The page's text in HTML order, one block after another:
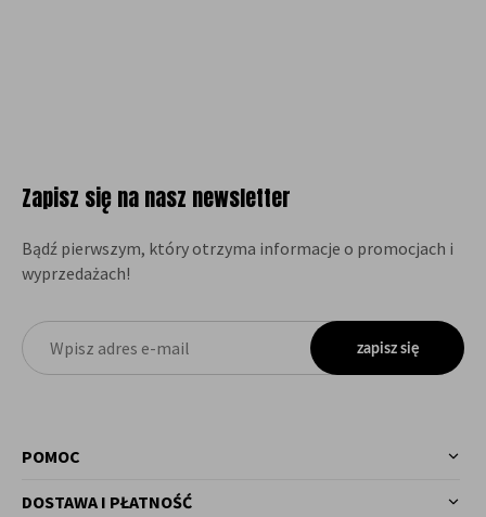
Zapisz się na nasz newsletter
Bądź pierwszym, który otrzyma informacje o promocjach i
wyprzedażach!
zapisz się
POMOC
DOSTAWA I PŁATNOŚĆ